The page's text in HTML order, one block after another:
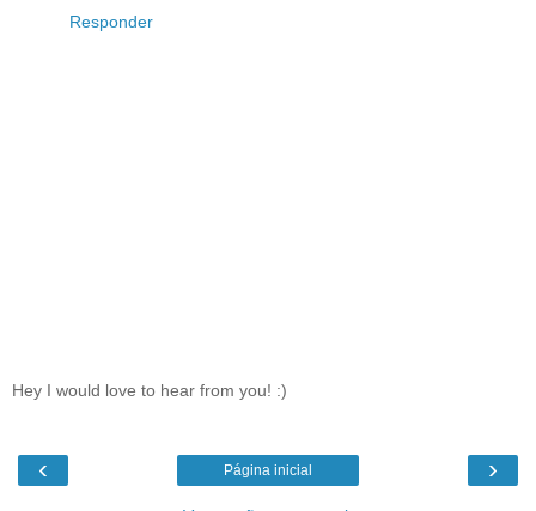
Responder
Hey I would love to hear from you! :)
‹ ›
Página inicial